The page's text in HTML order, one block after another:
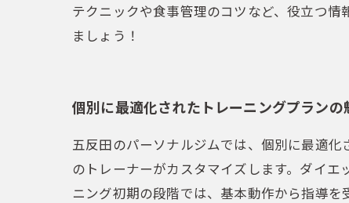
テクニックや食事管理のコツなど、役立つ
ましょう！
個別に最適化されたトレーニングプラン
五反田のパーソナルジムでは、個別に最適
のトレーナーがカスタマイズします。ダイ
ニング初期の段階では、基本動作から指導